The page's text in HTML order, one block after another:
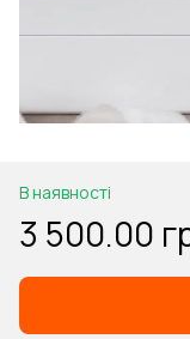
В наявності
3 500.00